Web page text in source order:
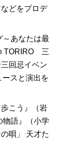
どをプロデ
～あなたは最
TORIRO 三
回忌イベン
ースと演出を
こう』（岩
物語』（小学
唄」 天才た